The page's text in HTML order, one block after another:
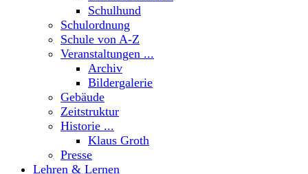
Schulhund
Schulordnung
Schule von A-Z
Veranstaltungen ...
Archiv
Bildergalerie
Gebäude
Zeitstruktur
Historie ...
Klaus Groth
Presse
Lehren & Lernen